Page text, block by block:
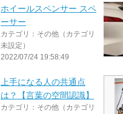
ホイールスペンサー スペ
ーサー
カテゴリ：その他（カテゴリ
未設定）
2022/07/24 19:58:49
上手になる人の共通点
は？【言葉の空間認識】
カテゴリ：その他（カテゴリ